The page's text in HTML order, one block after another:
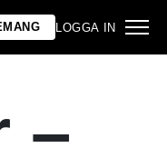
LOGGA IN
–